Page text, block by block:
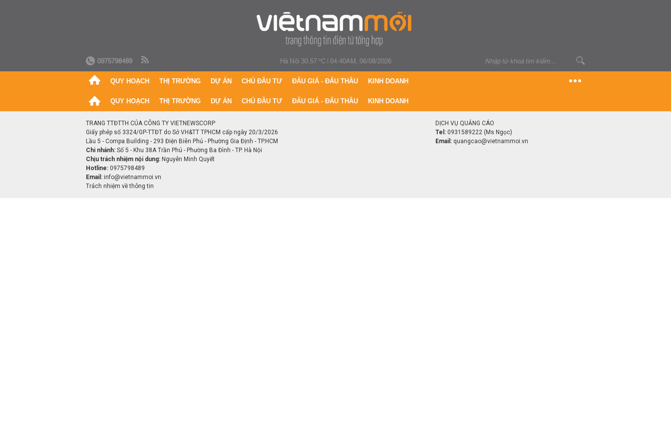
0975798489 Hà Nội 30.57 °C|04:40AM, 06/08/2026
QUY HOẠCH THỊ TRƯỜNG DỰ ÁN CHỦ ĐẦU TƯ ĐẤU GIÁ - ĐẤU THẦU KINH DOANH
QUY HOẠCH THỊ TRƯỜNG DỰ ÁN CHỦ ĐẦU TƯ ĐẤU GIÁ - ĐẤU THẦU KINH DOANH
TRANG TTĐTTH CỦA CÔNG TY VIETNEWSCORP
Giấy phép số 3324/GP-TTĐT do Sở VH&TT TPHCM cấp ngày 20/3/2026
Lầu 5 - Compa Building - 293 Điện Biên Phủ - Phường Gia Định - TP.HCM
Chi nhánh: Số 5 - Khu 38A Trần Phú - Phường Ba Đình - TP. Hà Nội
Chịu trách nhiệm nội dung: Nguyễn Minh Quyết
Hotline: 0975798489
Email: info@vietnammoi.vn
Trách nhiệm về thông tin
DỊCH VỤ QUẢNG CÁO
Tel: 0931589222 (Ms Ngọc)
Email: quangcao@vietnammoi.vn